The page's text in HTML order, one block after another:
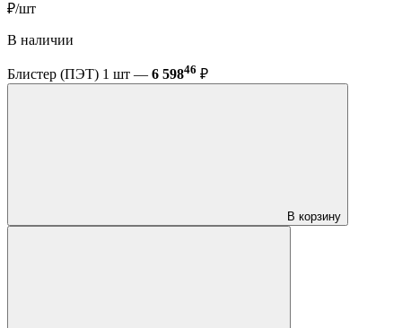
₽/шт
В наличии
Блистер (ПЭТ) 1 шт — 6 59846 ₽
В корзину